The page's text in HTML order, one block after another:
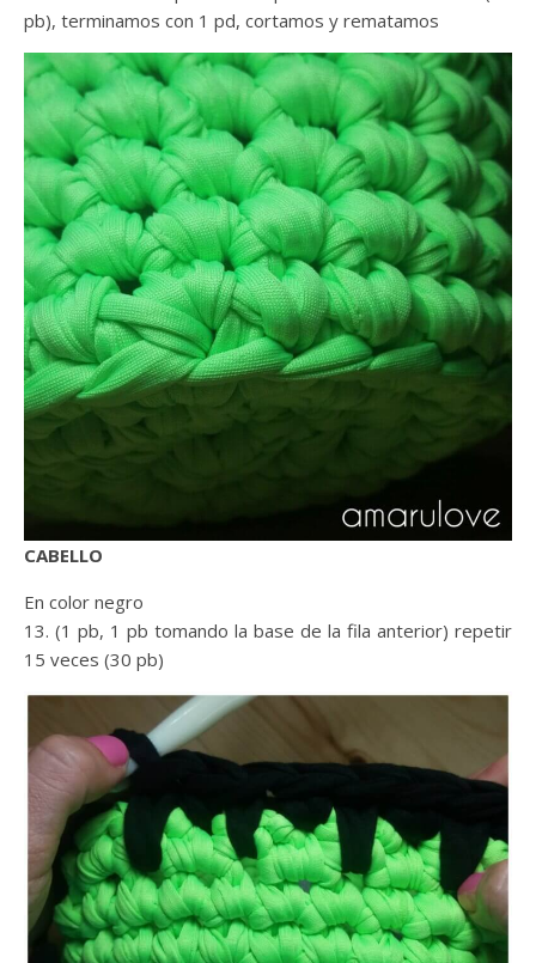
pb), terminamos con 1 pd, cortamos y rematamos
CABELLO
En color negro
13. (1 pb, 1 pb tomando la base de la fila anterior) repetir
15 veces (30 pb)